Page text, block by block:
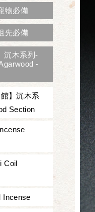
物必備
先必備
沉木系列-
-
館】沉木系
Section
Coil
Incense